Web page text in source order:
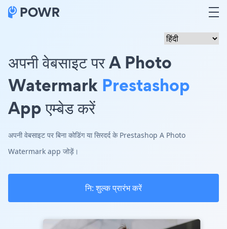
अपनी वेबसाइट पर A Photo
Watermark Prestashop
App एम्बेड करें
अपनी वेबसाइट पर बिना कोडिंग या सिरदर्द के Prestashop A Photo
Watermark app जोड़ें।
नि: शुल्क प्रारंभ करें